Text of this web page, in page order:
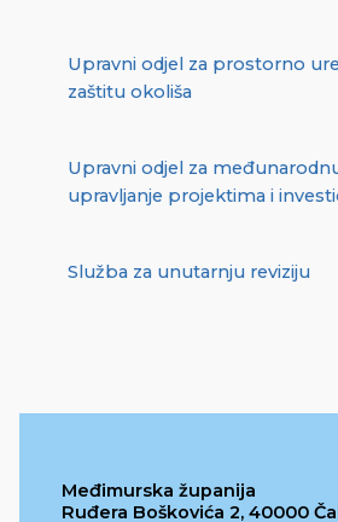
Upravni odjel za prostorno
zaštitu okoliša
Upravni odjel za
upravljanje projektima i
Služba za unutarnju reviziju
Međimurska županija
Ruđera Boškovića 2, 40000